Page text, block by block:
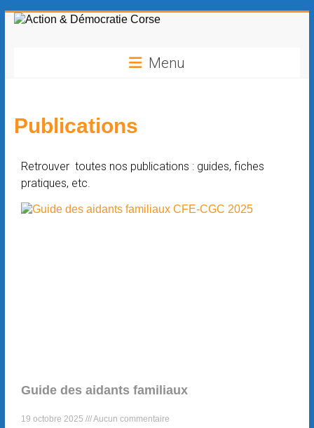
contenu
principal
Menu
Publications
Retrouver toutes nos publications : guides, fiches
pratiques, etc.
Guide des aidants familiaux
19 octobre 2025 Aucun commentaire